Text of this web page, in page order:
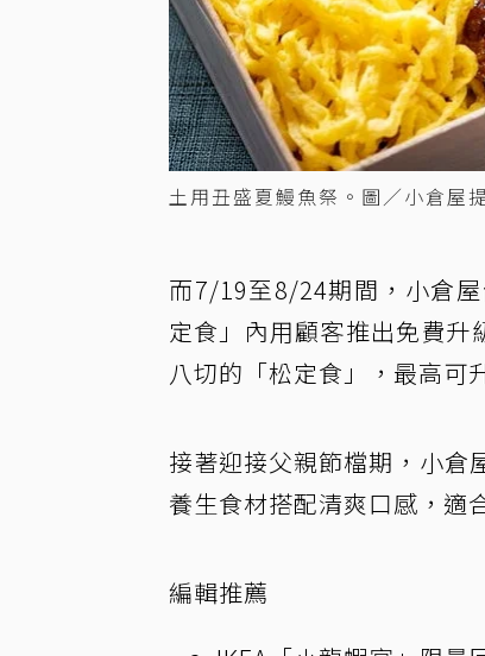
土用丑盛夏鰻魚祭。圖／小倉屋
而7/19至8/24期間，小倉
定食」內用顧客推出免費
八切的「松定食」，最高可
接著迎接父親節檔期，小倉
養生食材搭配清爽口感，適
編輯推薦